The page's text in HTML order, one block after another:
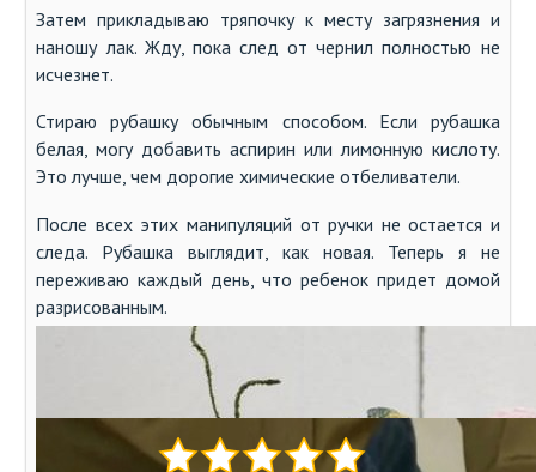
Затем прикладываю тряпочку к месту загрязнения и
наношу лак. Жду, пока след от чернил полностью не
исчезнет.
Стираю рубашку обычным способом. Если рубашка
белая, могу добавить аспирин или лимонную кислоту.
Это лучше, чем дорогие химические отбеливатели.
После всех этих манипуляций от ручки не остается и
следа. Рубашка выглядит, как новая. Теперь я не
переживаю каждый день, что ребенок придет домой
разрисованным.
Сергей Петров
Оцените статью: